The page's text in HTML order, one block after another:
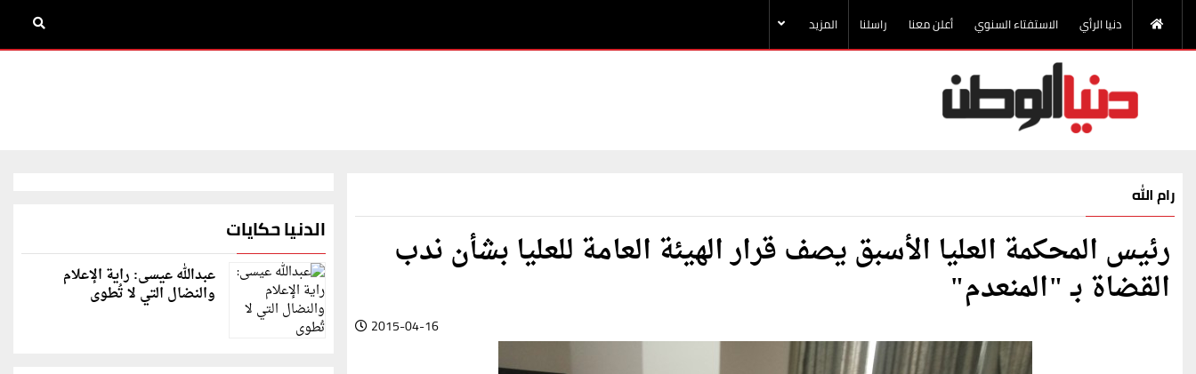
دنيا الرأي الاستفتاء السنوي أعلن معنا راسلنا المزيد
رام الله
رئيس المحكمة العليا الأسبق يصف قرار الهيئة العامة للعليا بشأن ندب
القضاة بـ "المنعدم"
2015-04-16
الدنيا حكايات
عبدالله عيسى: راية الإعلام
والنضال التي لا تُطوى